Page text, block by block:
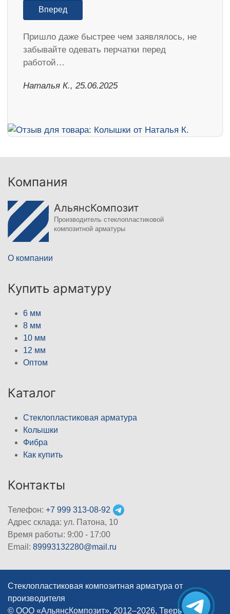
Вперед
Пришло даже быстрее чем заявлялось, не
забывайте одевать перчатки перед
работой…
Наталья К., 25.06.2025
Компания
АльянсКомпозит
Производитель стеклопластиковой
композитной арматуры
О компании
Купить арматуру
6 мм
8 мм
10 мм
12 мм
Оптом
Каталог
Стеклопластиковая арматура
Колышки
Фибра
Как купить
Контакты
Телефон: +7 999 313-08-92
Адрес склада: ул. Патона, 10
Время работы: 9:00 - 17:00
Email: 89993132280@mail.ru
Стеклопластиковая композитная арматура от
производителя
© ООО «АльянсКомпозит», 2012–2026, Тверь
|